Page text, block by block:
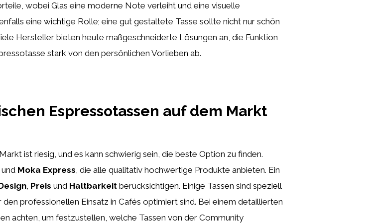
wobei Glas eine moderne Note verleiht und eine visuelle
eine wichtige Rolle; eine gut gestaltete Tasse sollte nicht nur schön
Hersteller bieten heute maßgeschneiderte Lösungen an, die Funktion
stark von den persönlichen Vorlieben ab.
Espressotassen auf dem Markt
ist riesig, und es kann schwierig sein, die beste Option zu finden.
und Moka Express, die alle qualitativ hochwertige Produkte anbieten. Ein
, Preis und Haltbarkeit berücksichtigen. Einige Tassen sind speziell
professionellen Einsatz in Cafés optimiert sind. Bei einem detaillierten
achten, um festzustellen, welche Tassen von der Community